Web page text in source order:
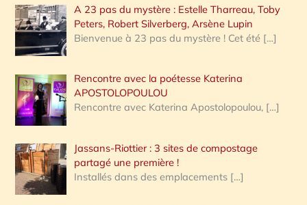
A 23 pas du mystère : Estelle Tharreau, Toby
Peters, Robert Silverberg, Arsène Lupin
Bienvenue à 23 pas du mystère ! Cet été […]
Rencontre avec la poétesse Katerina
APOSTOLOPOULOU
Rencontre avec Katerina Apostolopoulou, […]
Jassans-Riottier : 3 sites de compostage
partagé une première !
Installés dans des emplacements […]